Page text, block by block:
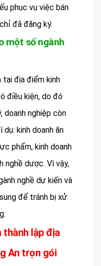
phục vụ việc bán
đã đăng ký.
một số ngành
tại địa điểm kinh
điều kiện, do đó
doanh nghiệp còn
kinh doanh ăn
phẩm, kinh doanh
nghề dược. Vì vậy,
nghề dự kiến và
để tránh bị xử
thành lập địa
An trọn gói